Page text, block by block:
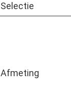
Selectie
Afmeting